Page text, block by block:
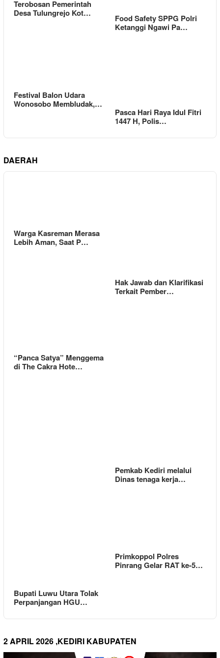
Terobosan Pemerintah
Desa Tulungrejo Kot…
Food Safety SPPG Polri
Ketanggi Ngawi Pa…
Festival Balon Udara
Wonosobo Membludak,…
Pasca Hari Raya Idul Fitri
1447 H, Polis…
DAERAH
Warga Kasreman Merasa
Lebih Aman, Saat P…
Hak Jawab dan Klarifikasi
Terkait Pember…
“Panca Satya” Menggema
di The Cakra Hote…
Pemkab Kediri melalui
Dinas tenaga kerja…
Bupati Luwu Utara Tolak
Perpanjangan HGU…
Primkoppol Polres
Pinrang Gelar RAT ke-5…
2 APRIL 2026 ,KEDIRI KABUPATEN